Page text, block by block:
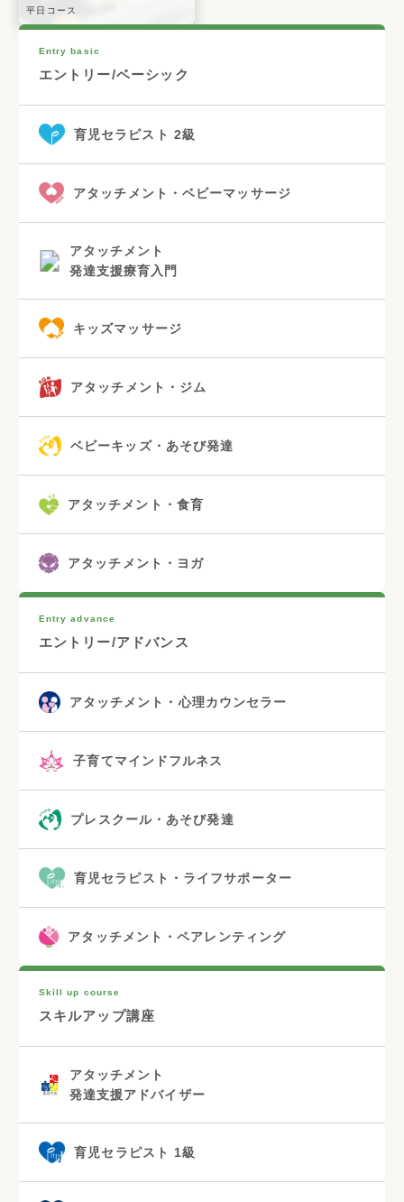
平日コース
Entry basic
エントリー/ベーシック
育児セラピスト 2級
アタッチメント・ベビーマッサージ
アタッチメント
発達支援療育入門
キッズマッサージ
アタッチメント・ジム
ベビーキッズ・あそび発達
アタッチメント・食育
アタッチメント・ヨガ
Entry advance
エントリー/アドバンス
アタッチメント・心理カウンセラー
子育てマインドフルネス
プレスクール・あそび発達
育児セラピスト・ライフサポーター
アタッチメント・ペアレンティング
Skill up course
スキルアップ講座
アタッチメント
発達支援アドバイザー
育児セラピスト 1級